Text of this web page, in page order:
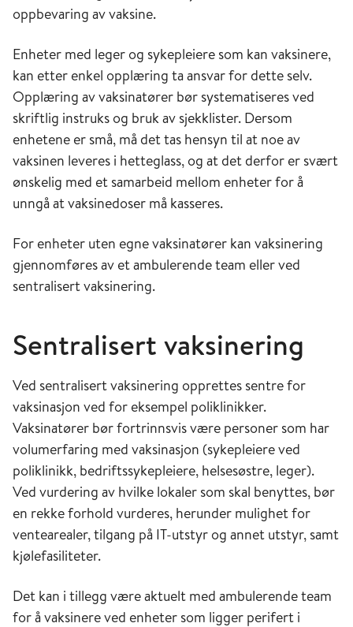
oppbevaring av vaksine.
Enheter med leger og sykepleiere som kan vaksinere,
kan etter enkel opplæring ta ansvar for dette selv.
Opplæring av vaksinatører bør systematiseres ved
skriftlig instruks og bruk av sjekklister. Dersom
enhetene er små, må det tas hensyn til at noe av
vaksinen leveres i hetteglass, og at det derfor er svært
ønskelig med et samarbeid mellom enheter for å
unngå at vaksinedoser må kasseres.
For enheter uten egne vaksinatører kan vaksinering
gjennomføres av et ambulerende team eller ved
sentralisert vaksinering.
Sentralisert vaksinering
Ved sentralisert vaksinering opprettes sentre for
vaksinasjon ved for eksempel poliklinikker.
Vaksinatører bør fortrinnsvis være personer som har
volumerfaring med vaksinasjon (sykepleiere ved
poliklinikk, bedriftssykepleiere, helsesøstre, leger).
Ved vurdering av hvilke lokaler som skal benyttes, bør
en rekke forhold vurderes, herunder mulighet for
ventearealer, tilgang på IT-utstyr og annet utstyr, samt
kjølefasiliteter.
Det kan i tillegg være aktuelt med ambulerende team
for å vaksinere ved enheter som ligger perifert i